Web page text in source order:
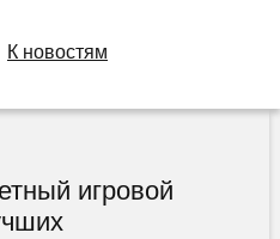
К новостям
игровой